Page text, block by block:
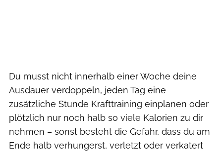
Du musst nicht innerhalb einer Woche deine
Ausdauer verdoppeln, jeden Tag eine
zusätzliche Stunde Krafttraining einplanen oder
plötzlich nur noch halb so viele Kalorien zu dir
nehmen – sonst besteht die Gefahr, dass du am
Ende halb verhungerst, verletzt oder verkatert